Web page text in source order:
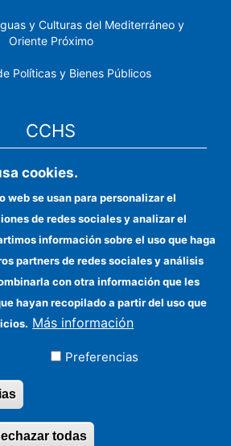
y Culturas del Mediterráneo y
Oriente Próximo
Políticas y Bienes Públicos
CCHS
electrónica CSIC
institucional
para proveedores
Ayudas FEDER
financiadores
Contacto
Cómo llegar
los derechos reservados
cookies.
web se usan para personalizar el
de redes sociales y analizar el
información sobre el uso que haga
partners de redes sociales y análisis
con otra información que les
hayan recopilado a partir del uso que
Más información
Preferencias
todas